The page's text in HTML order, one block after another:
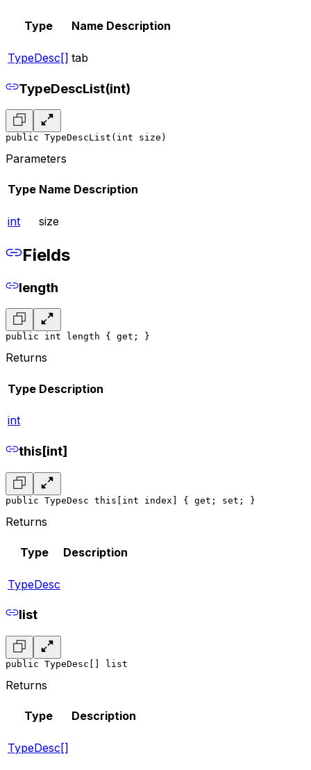
Type Name Description
TypeDesc[] tab
TypeDescList(int)
public TypeDescList(int size)
Parameters
Type Name Description
int size
Fields
length
public int length { get; }
Returns
Type Description
int
this[int]
public TypeDesc this[int index] { get; set; }
Returns
Type Description
TypeDesc
list
public TypeDesc[] list
Returns
Type Description
TypeDesc[]